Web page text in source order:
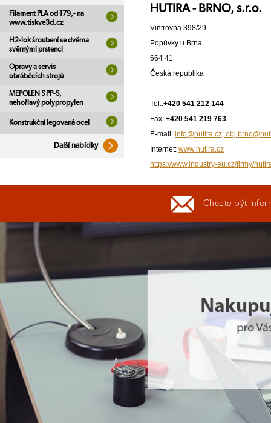
Filament PLA od 179,- na
www.tiskve3d.cz
H2-lok šroubení se dvěma
svěrnými prstenci
Opravy a servis
obráběcích strojů
MEPOLEN S PP-S,
nehořlavý polypropylen
Konstrukční legovaná ocel
Další nabídky
HUTIRA - BRNO, s.r.o.
Vintrovna 398/29
Popůvky u Brna
664 41
Česká republika
Tel.:+420 541 212 144
Fax: +420 541 219 763
E-mail: info@hutira.cz;
Internet: www.hutira.cz
https://www.industry-eu.cz/firmy/
Chcete být